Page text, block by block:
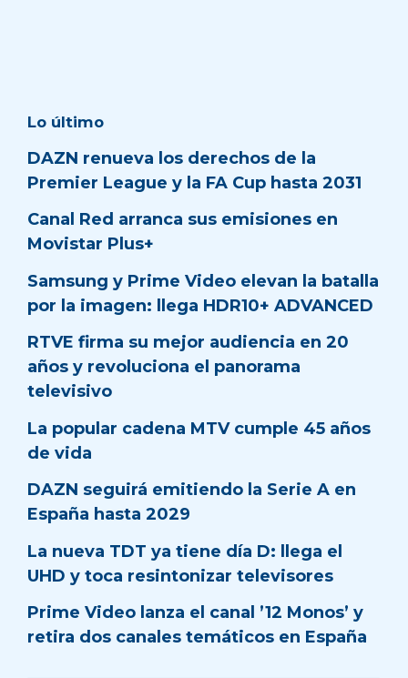
Lo último
DAZN renueva los derechos de la
Premier League y la FA Cup hasta 2031
Canal Red arranca sus emisiones en
Movistar Plus+
Samsung y Prime Video elevan la batalla
por la imagen: llega HDR10+ ADVANCED
RTVE firma su mejor audiencia en 20
años y revoluciona el panorama
televisivo
La popular cadena MTV cumple 45 años
de vida
DAZN seguirá emitiendo la Serie A en
España hasta 2029
La nueva TDT ya tiene día D: llega el
UHD y toca resintonizar televisores
Prime Video lanza el canal ’12 Monos’ y
retira dos canales temáticos en España